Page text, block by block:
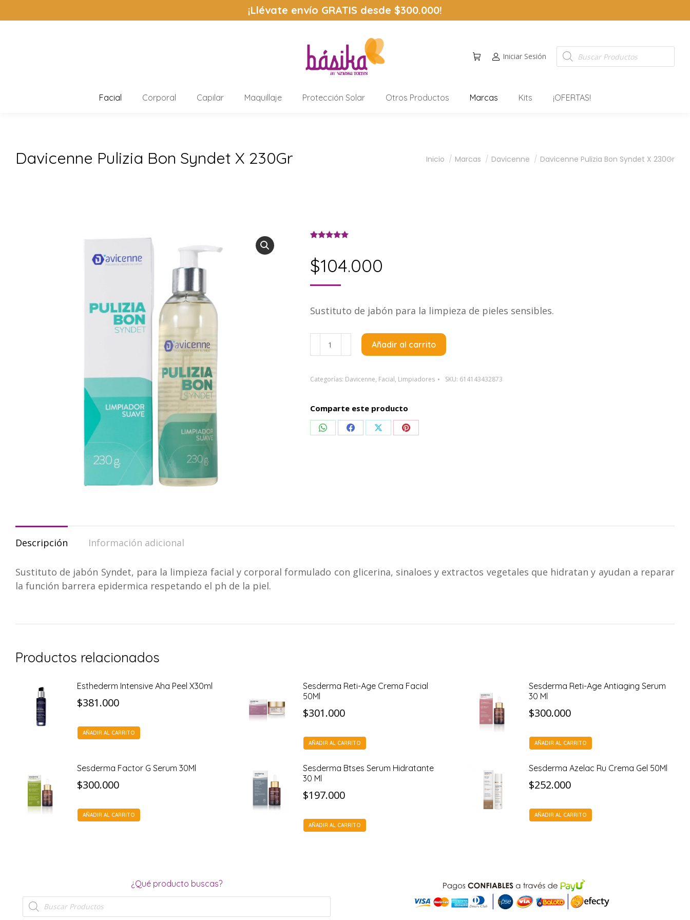
¡Llévate envío GRATIS desde $300.000!
Iniciar Sesión
Facial Corporal Capilar Maquillaje Protección Solar Otros Productos Marcas Kits ¡OFERTAS!
Davicenne Pulizia Bon Syndet X 230Gr Estás aquí:
Inicio Marcas Davicenne Davicenne Pulizia Bon Syndet X 230Gr
$104.000
base a
valoración de
Sustituto de jabón para la limpieza de pieles sensibles.
Davicenne
Pulizia
Syndet
230Gr
cantidad
Añadir al carrito
Categorías: Davicenne, Facial, Limpiadores SKU: 614143432873
Comparte este producto
CompartirCompartirCompartirCompartir
Descripción Información adicional
Sustituto de jabón Syndet, para la limpieza facial y corporal formulado con glicerina, sinaloes y extractos vegetales que hidratan y ayudan a reparar
la función barrera epidermica respetando el ph de la piel.
Productos relacionados
Esthederm Intensive Aha Peel X30ml
$381.000
AÑADIR AL CARRITO
Sesderma Reti-Age Crema Facial
50Ml
$301.000
AÑADIR AL CARRITO
Sesderma Reti-Age Antiaging Serum
30 Ml
$300.000
AÑADIR AL CARRITO
Sesderma Factor G Serum 30Ml
$300.000
AÑADIR AL CARRITO
Sesderma Btses Serum Hidratante
30 Ml
$197.000
AÑADIR AL CARRITO
Sesderma Azelac Ru Crema Gel 50Ml
$252.000
AÑADIR AL CARRITO
¿Qué producto buscas?
Búsqueda
de
productos